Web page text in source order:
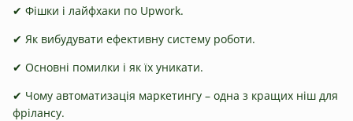
✔ Фішки і лайфхаки по Upwork.
✔ Як вибудувати ефективну систему роботи.
✔ Основні помилки і як їх уникати.
✔ Чому автоматизація маркетингу – одна з кращих ніш для
фрілансу.